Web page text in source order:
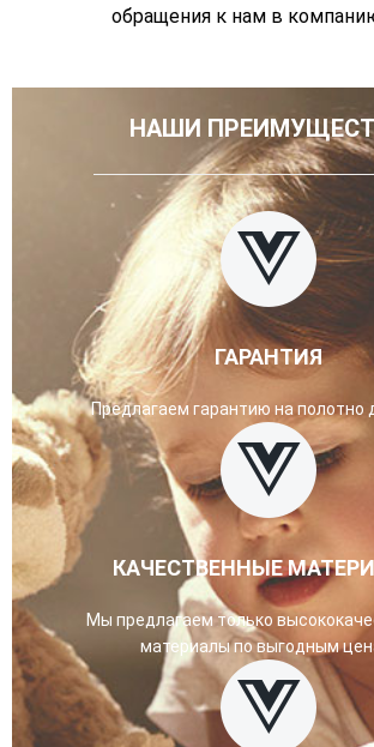
обращения к нам в
НАШИ
ГАРАНТИЯ
Предлагаем гарантию на полотно
КАЧЕСТВЕННЫЕ
Мы предлагаем только
материалы по выгодным